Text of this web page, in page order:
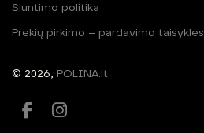
Siuntimo politika
Prekių pirkimo – pardavimo taisyklės
© 2026, POLINA.lt